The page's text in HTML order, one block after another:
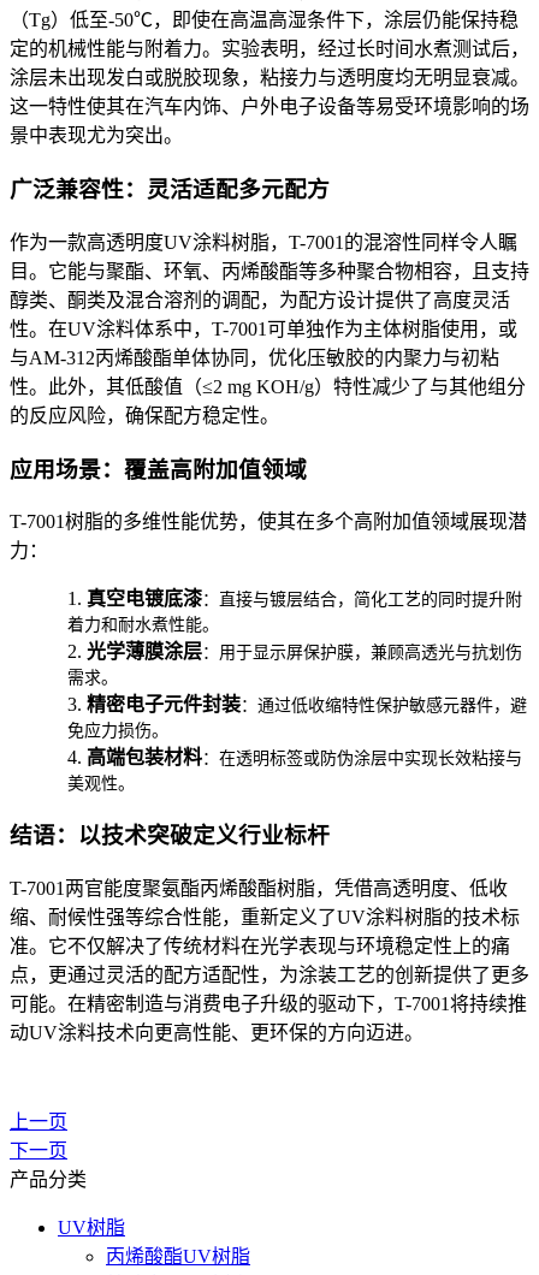
（Tg）低至-50℃，即使在高温高湿条件下，涂层仍能保持稳
定的机械性能与附着力。实验表明，经过长时间水煮测试后，
涂层未出现发白或脱胶现象，粘接力与透明度均无明显衰减。
这一特性使其在汽车内饰、户外电子设备等易受环境影响的场
景中表现尤为突出。
广泛兼容性：灵活适配多元配方
作为一款高透明度UV涂料树脂， T-7001 的混溶性同样令人瞩
目。它能与聚酯、环氧、丙烯酸酯等多种聚合物相容，且支持
醇类、酮类及混合溶剂的调配，为配方设计提供了高度灵活
性。在UV涂料体系中， T-7001可单独作为主体树脂使用，或
与AM-312丙烯酸酯单体协同，优化压敏胶的内聚力与初粘
性。此外，其低酸值（≤2 mg KOH/g）特性减少了与其他组分
的反应风险，确保配方稳定性。
应用场景：覆盖高附加值领域
T-7001树脂的多维性能优势，使其在多个高附加值领域展现潜
力：
1. 真空电镀底漆：直接与镀层结合，简化工艺的同时提升附
着力和耐水煮性能。
2. 光学薄膜涂层：用于显示屏保护膜，兼顾高透光与抗划伤
需求。
3. 精密电子元件封装：通过低收缩特性保护敏感元器件，避
免应力损伤。
4. 高端包装材料：在透明标签或防伪涂层中实现长效粘接与
美观性。
结语：以技术突破定义行业标杆
T-7001 两官能度聚氨酯丙烯酸酯树脂，凭借高透明度、低收
缩、耐候性强等综合性能，重新定义了UV涂料树脂的技术标
准。它不仅解决了传统材料在光学表现与环境稳定性上的痛
点，更通过灵活的配方适配性，为涂装工艺的创新提供了更多
可能。在精密制造与消费电子升级的驱动下， T-7001将持续推
动UV涂料技术向更高性能、更环保的方向迈进。
上一页
下一页
产品分类
UV树脂
丙烯酸酯UV树脂